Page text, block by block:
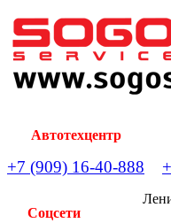
Автотехцентр
+7 (909) 16-40-888
Соцсети